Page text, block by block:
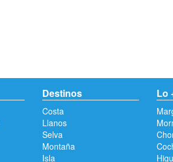
Destinos
Costa
Llanos
Selva
Montaña
Isla
Lo